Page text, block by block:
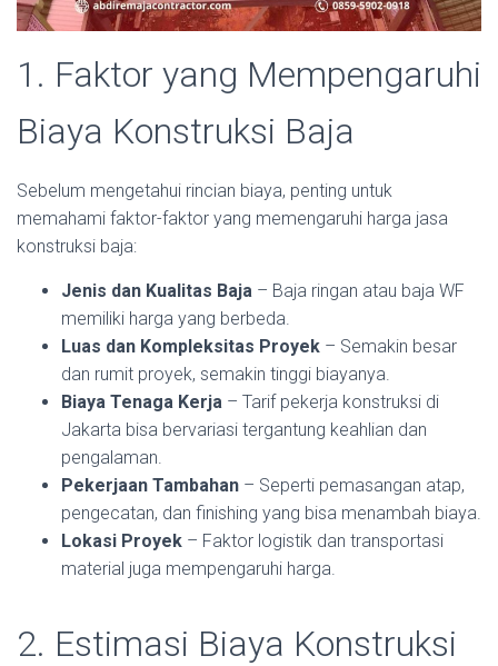
1. Faktor yang Mempengaruhi
Biaya Konstruksi Baja
Sebelum mengetahui rincian biaya, penting untuk
memahami faktor-faktor yang memengaruhi harga jasa
konstruksi baja:
Jenis dan Kualitas Baja – Baja ringan atau baja WF
memiliki harga yang berbeda.
Luas dan Kompleksitas Proyek – Semakin besar
dan rumit proyek, semakin tinggi biayanya.
Biaya Tenaga Kerja – Tarif pekerja konstruksi di
Jakarta bisa bervariasi tergantung keahlian dan
pengalaman.
Pekerjaan Tambahan – Seperti pemasangan atap,
pengecatan, dan finishing yang bisa menambah biaya.
Lokasi Proyek – Faktor logistik dan transportasi
material juga mempengaruhi harga.
2. Estimasi Biaya Konstruksi